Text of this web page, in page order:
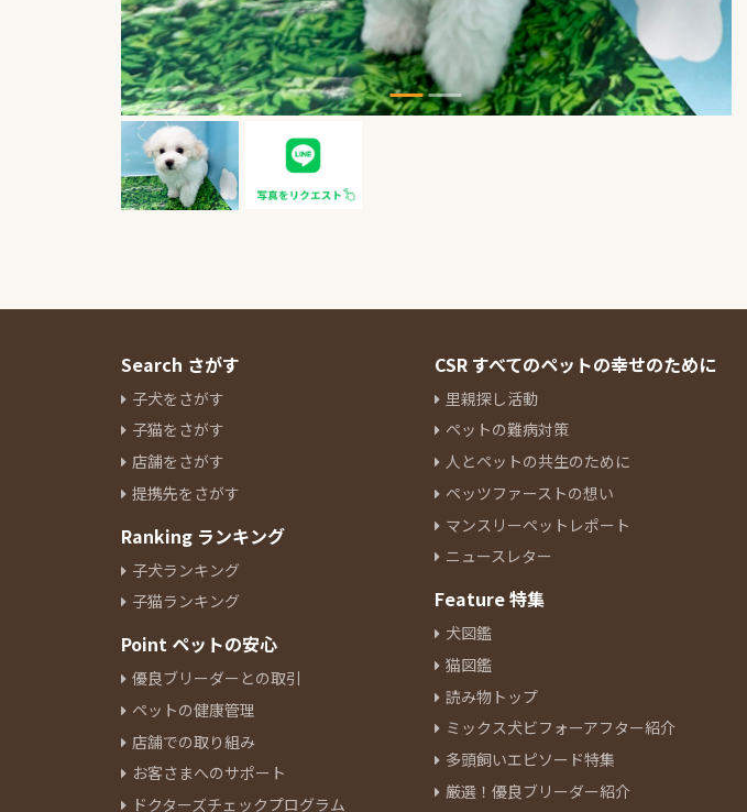
Search さがす
子犬をさがす
子猫をさがす
店舗をさがす
提携先をさがす
Ranking ランキング
子犬ランキング
子猫ランキング
Point ペットの安心
優良ブリーダーとの取引
ペットの健康管理
店舗での取り組み
お客さまへのサポート
ドクターズチェックプログラム
CSR すべてのペットの幸せのために
里親探し活動
ペットの難病対策
人とペットの共生のために
ペッツファーストの想い
マンスリーペットレポート
ニュースレター
Feature 特集
犬図鑑
猫図鑑
読み物トップ
ミックス犬ビフォーアフター紹介
多頭飼いエピソード特集
厳選！優良ブリーダー紹介